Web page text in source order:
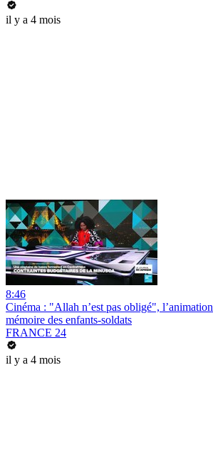
il y a 4 mois
8:46
Cinéma : "Allah n’est pas obligé",
mémoire des enfants-soldats
FRANCE 24
il y a 4 mois